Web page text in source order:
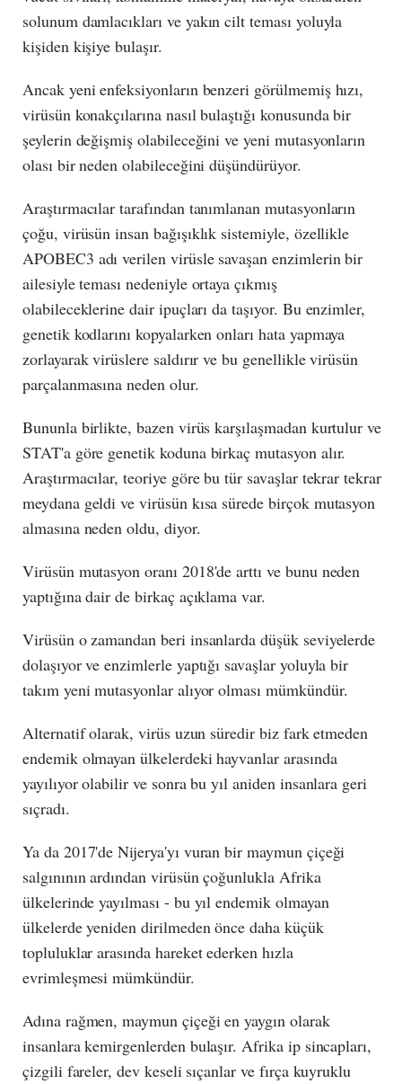
solunum damlacıkları ve yakın cilt teması yoluyla
kişiden kişiye bulaşır.
Ancak yeni enfeksiyonların benzeri görülmemiş hızı,
virüsün konakçılarına nasıl bulaştığı konusunda bir
şeylerin değişmiş olabileceğini ve yeni mutasyonların
olası bir neden olabileceğini düşündürüyor.
Araştırmacılar tarafından tanımlanan mutasyonların
çoğu, virüsün insan bağışıklık sistemiyle, özellikle
APOBEC3 adı verilen virüsle savaşan enzimlerin bir
ailesiyle teması nedeniyle ortaya çıkmış
olabileceklerine dair ipuçları da taşıyor. Bu enzimler,
genetik kodlarını kopyalarken onları hata yapmaya
zorlayarak virüslere saldırır ve bu genellikle virüsün
parçalanmasına neden olur.
Bununla birlikte, bazen virüs karşılaşmadan kurtulur ve
STAT'a göre genetik koduna birkaç mutasyon alır.
Araştırmacılar, teoriye göre bu tür savaşlar tekrar tekrar
meydana geldi ve virüsün kısa sürede birçok mutasyon
almasına neden oldu, diyor.
Virüsün mutasyon oranı 2018'de arttı ve bunu neden
yaptığına dair de birkaç açıklama var.
Virüsün o zamandan beri insanlarda düşük seviyelerde
dolaşıyor ve enzimlerle yaptığı savaşlar yoluyla bir
takım yeni mutasyonlar alıyor olması mümkündür.
Alternatif olarak, virüs uzun süredir biz fark etmeden
endemik olmayan ülkelerdeki hayvanlar arasında
yayılıyor olabilir ve sonra bu yıl aniden insanlara geri
sıçradı.
Ya da 2017'de Nijerya'yı vuran bir maymun çiçeği
salgınının ardından virüsün çoğunlukla Afrika
ülkelerinde yayılması - bu yıl endemik olmayan
ülkelerde yeniden dirilmeden önce daha küçük
topluluklar arasında hareket ederken hızla
evrimleşmesi mümkündür.
Adına rağmen, maymun çiçeği en yaygın olarak
insanlara kemirgenlerden bulaşır. Afrika ip sincapları,
çizgili fareler, dev keseli sıçanlar ve fırça kuyruklu